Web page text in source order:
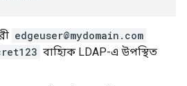
edgeuser@mydomain.com
বাহ্যিক LDAP-এ উপস্থিত